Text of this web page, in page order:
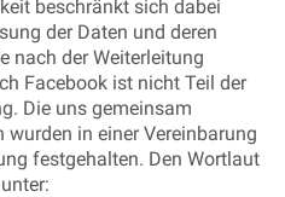
beschränkt sich dabei
der Daten und deren
nach der Weiterleitung
Facebook ist nicht Teil der
Die uns gemeinsam
in einer Vereinbarung
festgehalten. Den Wortlaut